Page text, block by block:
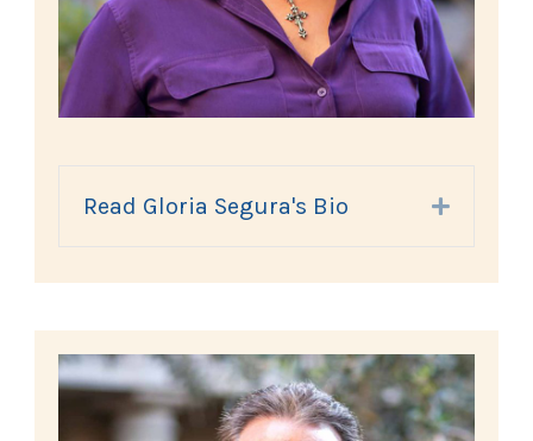
Read Gloria Segura's Bio Expand